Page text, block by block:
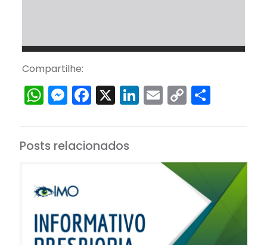
Compartilhe:
WhatsApp
Messenger
Facebook
X LinkedIn
Email
Copy
Link
Share
Posts relacionados